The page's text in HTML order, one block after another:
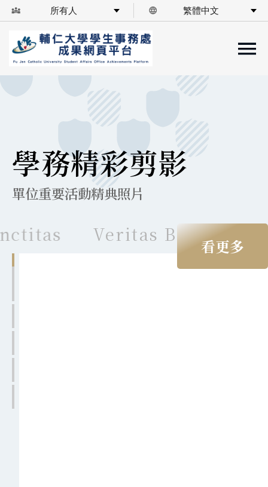
diversity_3 所有人 language 繁體中文
學務精彩剪影
單位重要活動精典照片
Veritas Bonitas
看更多